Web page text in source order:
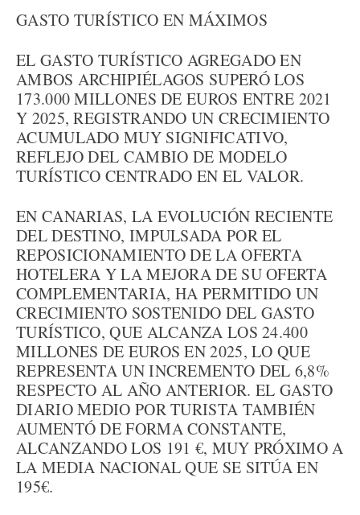
GASTO TURÍSTICO EN MÁXIMOS
EL GASTO TURÍSTICO AGREGADO EN
AMBOS ARCHIPIÉLAGOS SUPERÓ LOS
173.000 MILLONES DE EUROS ENTRE 2021
Y 2025, REGISTRANDO UN CRECIMIENTO
ACUMULADO MUY SIGNIFICATIVO,
REFLEJO DEL CAMBIO DE MODELO
TURÍSTICO CENTRADO EN EL VALOR.
EN CANARIAS, LA EVOLUCIÓN RECIENTE
DEL DESTINO, IMPULSADA POR EL
REPOSICIONAMIENTO DE LA OFERTA
HOTELERA Y LA MEJORA DE SU OFERTA
COMPLEMENTARIA, HA PERMITIDO UN
CRECIMIENTO SOSTENIDO DEL GASTO
TURÍSTICO, QUE ALCANZA LOS 24.400
MILLONES DE EUROS EN 2025, LO QUE
REPRESENTA UN INCREMENTO DEL 6,8%
RESPECTO AL AÑO ANTERIOR. EL GASTO
DIARIO MEDIO POR TURISTA TAMBIÉN
AUMENTÓ DE FORMA CONSTANTE,
ALCANZANDO LOS 191 €, MUY PRÓXIMO A
LA MEDIA NACIONAL QUE SE SITÚA EN
195€.